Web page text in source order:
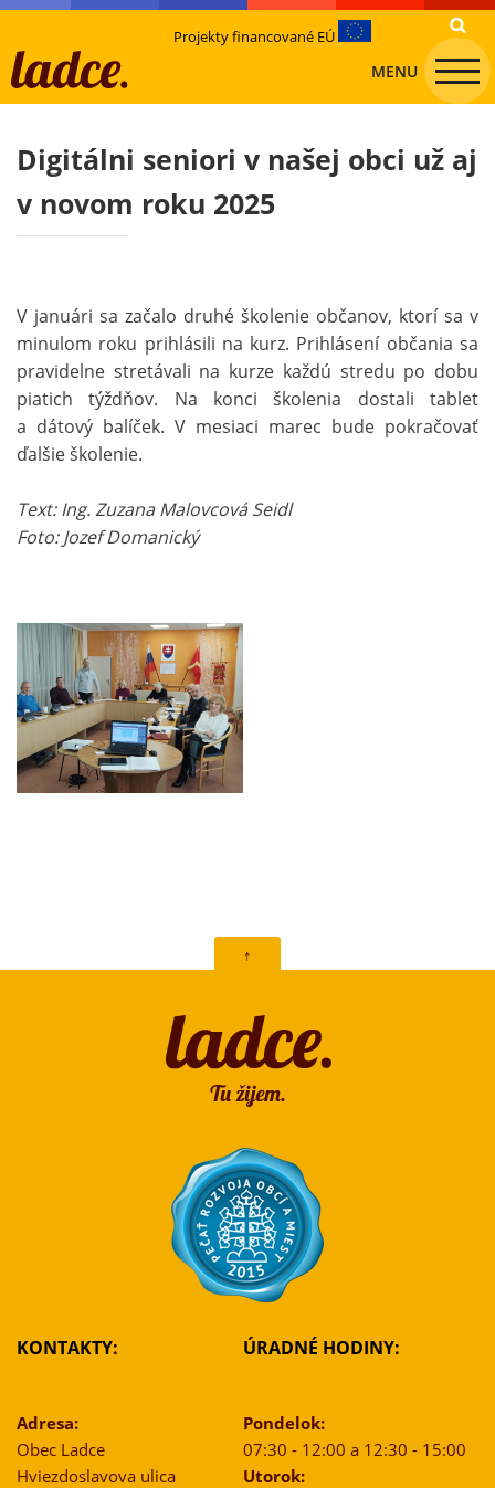
Projekty financované EÚ
MENU
Digitálni seniori v našej obci už aj
v novom roku 2025
V januári sa začalo druhé školenie občanov, ktorí sa v
minulom roku prihlásili na kurz. Prihlásení občania sa
pravidelne stretávali na kurze každú stredu po dobu
piatich týždňov. Na konci školenia dostali tablet
a dátový balíček. V mesiaci marec bude pokračovať
ďalšie školenie.
Text: Ing. Zuzana Malovcová Seidl
Foto: Jozef Domanický
↑
KONTAKTY:
Adresa:
Obec Ladce
Hviezdoslavova ulica
ÚRADNÉ HODINY:
Pondelok:
07:30 - 12:00 a 12:30 - 15:00
Utorok: